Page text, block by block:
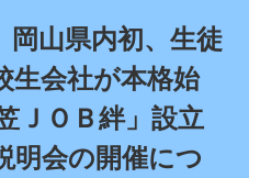
岡山県内初、生徒
生会社が本格始
ＪＯＢ絆」設立
明会の開催につ